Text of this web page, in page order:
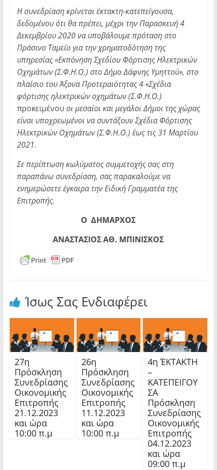
Η συνεδρίαση κρίνεται έκτακτη-κατεπείγουσα,
δεδομένου ότι θα πρέπει, μέχρι την Παρασκευή 4
Δεκεμβρίου 2020 να υποβάλουμε πρόταση στο
Πράσινο Ταμείο για την χρηματοδότηση της
υπηρεσίας «Εκπόνηση Σχεδίου Φόρτισης Ηλεκτρικών
Οχημάτων (Σ.Φ.Η.Ο.) στο Δήμο Δάφνης Υμηττού», στο
πλαίσιο του Άξονα Προτεραιότητας 4 «Σχέδια
φόρτισης ηλεκτρικών οχημάτων (Σ.Φ.Η.Ο.)
προκειμένου οι μεσαίοι και μεγάλοι Δήμοι της χώρας
είναι υποχρεωμένοι να συντάξουν Σχέδια Φόρτισης
Ηλεκτρικών Οχημάτων (Σ.Φ.Η.Ο.) έως τις 31 Μαρτίου
2021.
Σε περίπτωση κωλύματος συμμετοχής σας στη
παραπάνω συνεδρίαση, σας παρακαλούμε να
ενημερώσετε έγκαιρα την Ειδική Γραμματέα της
Επιτροπής.
Ο ΔΗΜΑΡΧΟΣ
ΑΝΑΣΤΑΣΙΟΣ ΑΘ. ΜΠΙΝΙΣΚΟΣ
Ίσως Σας Ενδιαφέρει
27η
Πρόσκληση
Συνεδρίασης
Οικονομικής
Επιτροπής
21.12.2023
και ώρα
10:00 π.μ
26η
Πρόσκληση
Συνεδρίασης
Οικονομικής
Επιτροπής
11.12.2023
και ώρα
10:00 π.μ
4η ΈΚΤΑΚΤΗ
–
ΚΑΤΕΠΕΙΓΟΥ
ΣΑ
Πρόσκληση
Συνεδρίασης
Οικονομικής
Επιτροπής
04.12.2023
και ώρα
09:00 π.μ